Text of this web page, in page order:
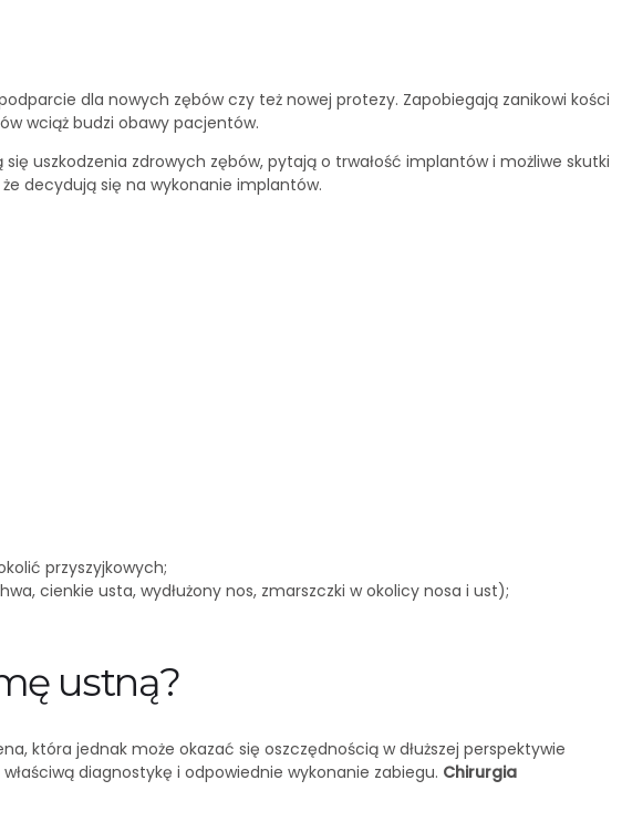
dla nowych zębów czy też nowej protezy. Zapobiegają zanikowi kości
wciąż budzi obawy pacjentów.
uszkodzenia zdrowych zębów, pytają o trwałość implantów i możliwe skutki
decydują się na wykonanie implantów.
przyszyjkowych;
cienkie usta, wydłużony nos, zmarszczki w okolicy nosa i ust);
ustną?
która jednak może okazać się oszczędnością w dłuższej perspektywie
diagnostykę i odpowiednie wykonanie zabiegu. Chirurgia